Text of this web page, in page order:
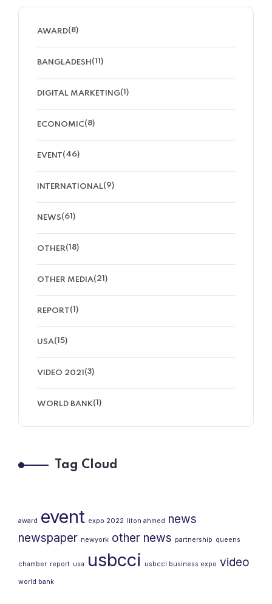
AWARD(8)
BANGLADESH (11)
DIGITAL MARKETING(1)
ECONOMIC(8)
EVENT(46)
INTERNATIONAL(9)
NEWS(61)
OTHER(18)
OTHER MEDIA(21)
REPORT(1)
USA(15)
VIDEO 2021 (3)
WORLD BANK(1)
Tag Cloud
award event expo 2022 liton ahmed news
newspaper newyork other news partnership queens
chamber report usa usbcci usbcci business expo video
world bank